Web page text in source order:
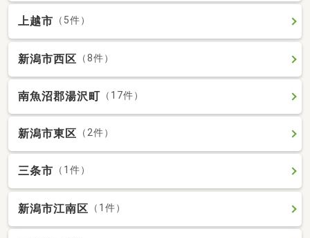
上越市 （5件）
新潟市西区 （8件）
南魚沼郡湯沢町 （17件）
新潟市東区 （2件）
三条市 （1件）
新潟市江南区 （1件）